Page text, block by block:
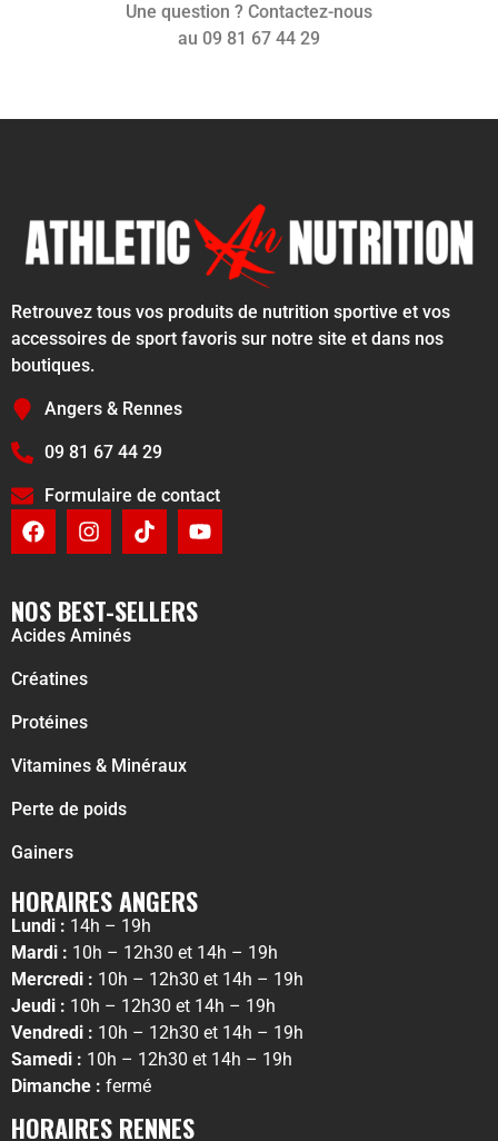
Une question ? Contactez-nous
au 09 81 67 44 29
Retrouvez tous vos produits de nutrition sportive et vos
accessoires de sport favoris sur notre site et dans nos
boutiques.
Angers & Rennes
09 81 67 44 29
Formulaire de contact
NOS BEST-SELLERS
Acides Aminés
Créatines
Protéines
Vitamines & Minéraux
Perte de poids
Gainers
HORAIRES ANGERS
Lundi : 14h – 19h
Mardi : 10h – 12h30 et 14h – 19h
Mercredi : 10h – 12h30 et 14h – 19h
Jeudi : 10h – 12h30 et 14h – 19h
Vendredi : 10h – 12h30 et 14h – 19h
Samedi : 10h – 12h30 et 14h – 19h
Dimanche : fermé
HORAIRES RENNES